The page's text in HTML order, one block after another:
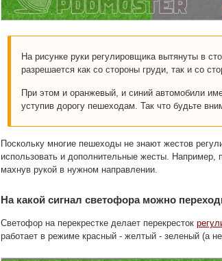
На рисунке руки регулировщика вытянуты в
разрешается как со стороны груди, так и со
При этом и оранжевый, и синий автомобили
уступив дорогу пешеходам. Так что будьте
Поскольку многие пешеходы не знают жестов
использовать и дополнительные жесты.
махнув рукой в нужном направлении.
На какой сигнал светофора можно
Светофор на перекрестке делает перекресток
работает в режиме красный - желтый - зеленый (а